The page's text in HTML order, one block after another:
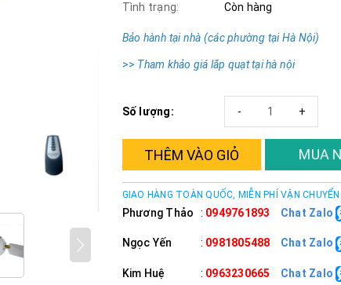
Tình trạng:
Còn hàng
Bảo hành tại nhà (các phường tại Hà Nội)
>> Tham khảo giá lắp quạt tại hà nội
Số lượng: +
-
THÊM VÀO GIỎ MUA
GIAO HÀNG TOÀN QUỐC, MIỄN PHÍ VẬN CHUYỂN
Phương Thảo : 0949761893 Chat Zalo
Ngọc Yến : 0981805488 Chat Zalo
Kim Huệ : 0963230665 Chat Zalo